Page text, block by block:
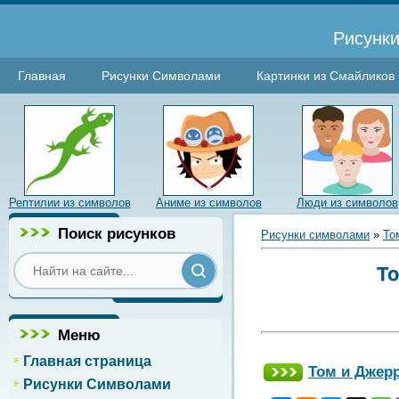
Главная Рисунки Символами Картинки из Смайликов
Рептилии из символов Аниме из символов Люди из символов
Поиск рисунков
Меню
Главная страница
Рисунки Символами
Рисунки символами »
Том и